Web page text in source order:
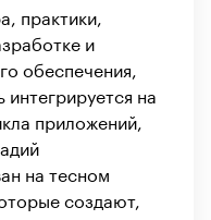
практики,
и
обеспечения,
на
приложений,
на тесном
создают,